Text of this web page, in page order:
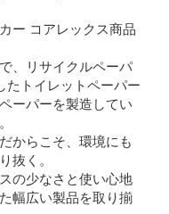
ー コアレックス商品
、リサイクルペーパ
たトイレットペーパー
ーパーを製造してい
からこそ、環境にも
抜く。
の少なさと使い心地
幅広い製品を取り揃